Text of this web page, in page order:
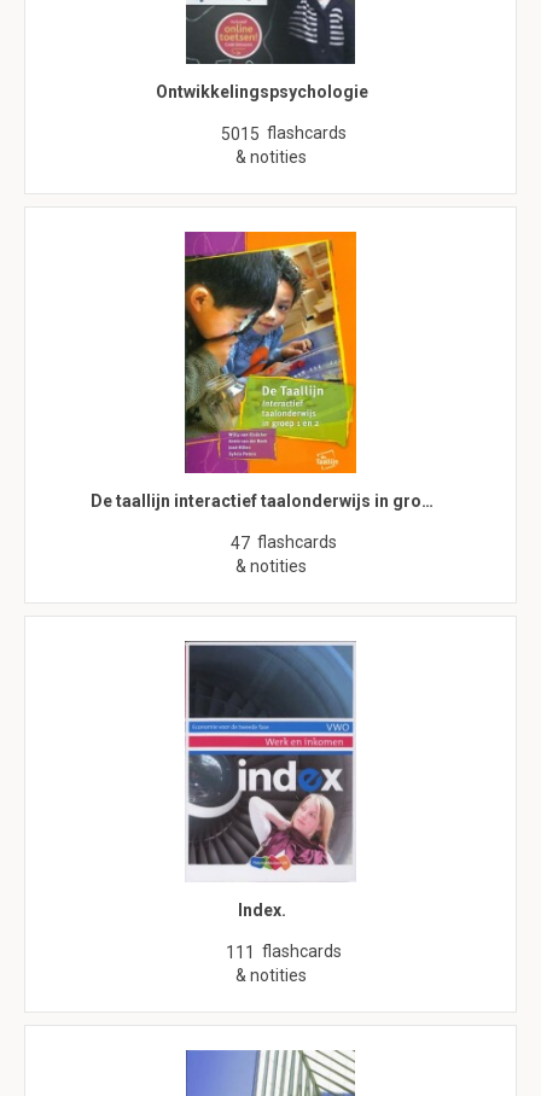
Ontwikkelingspsychologie
5015 flashcards
& notities
De taallijn interactief taalonderwijs in gro…
47 flashcards
& notities
Index.
111 flashcards
& notities